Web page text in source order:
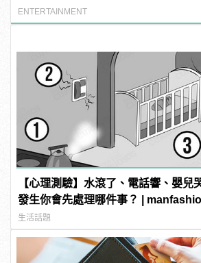
ENTERTAINMENT
【心理測驗】水滾了、電話響、嬰兒
發生你會先處理哪件事？ |
生活話題